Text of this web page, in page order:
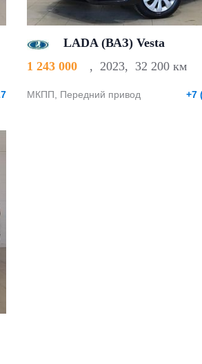
LADA (ВАЗ) Vesta
1 243 000
, 2023, 32 200 км
МКПП, Передний привод +7